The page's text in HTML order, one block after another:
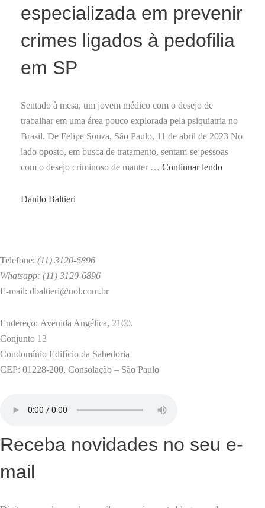
especializada em prevenir
crimes ligados à pedofilia
em SP
Sentado à mesa, um jovem médico com o desejo de
trabalhar em uma área pouco explorada pela psiquiatria no
Brasil. De Felipe Souza, São Paulo, 11 de abril de 2023 No
lado oposto, em busca de tratamento, sentam-se pessoas
com o desejo criminoso de manter … Continuar lendoBBC:
by
Danilo Baltieri
Telefone: (11) 3120-6896
Whatsapp: (11) 3120-6896
E-mail: dbaltieri@uol.com.br
Endereço: Avenida Angélica, 2100.
Conjunto 13
Condomínio Edifício da Sabedoria
CEP: 01228-200, Consolação – São Paulo
Receba novidades no seu e-
mail